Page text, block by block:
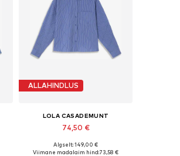
ALLAHINDLUS
LOLA CASADEMUNT
74,50 €
Saadaolevad suurused: XS, S, M
Algselt: 149,00 €
Viimane madalaim hind:73,58 €